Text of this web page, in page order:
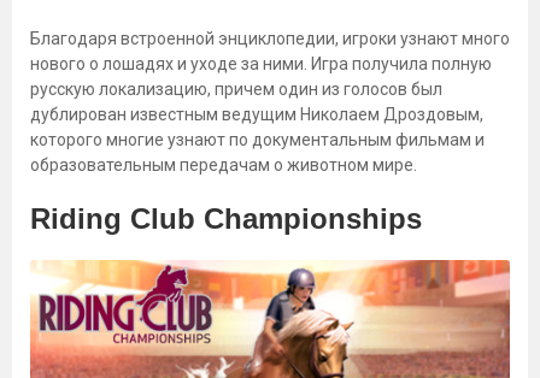
Благодаря встроенной энциклопедии, игроки узнают много
нового о лошадях и уходе за ними. Игра получила полную
русскую локализацию, причем один из голосов был
дублирован известным ведущим Николаем Дроздовым,
которого многие узнают по документальным фильмам и
образовательным передачам о животном мире.
Riding Club Championships